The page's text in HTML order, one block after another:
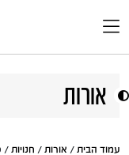
אורות
עמוד הבית / אורות / חנויות /